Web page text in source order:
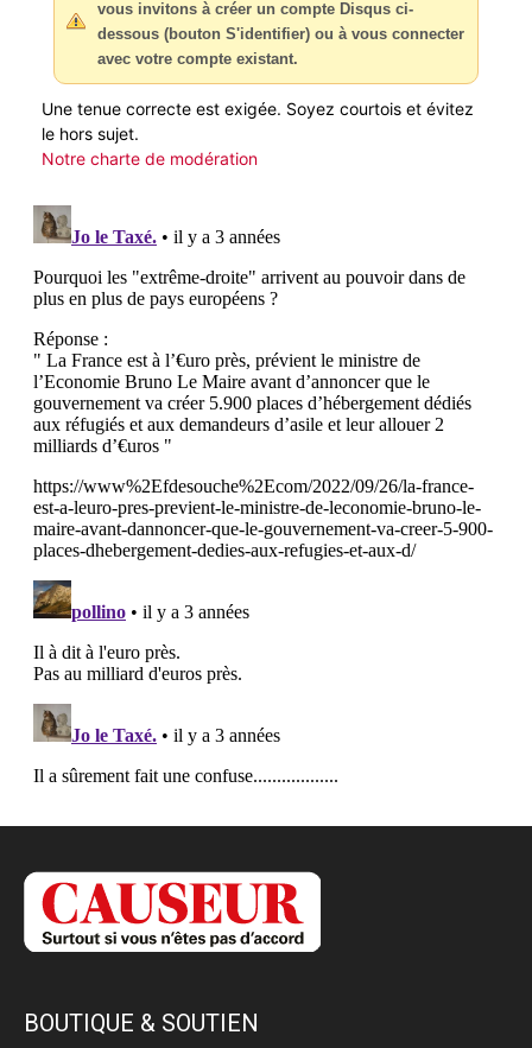
vous invitons à créer un compte Disqus ci-
dessous (bouton S'identifier) ou à vous connecter
avec votre compte existant.
Une tenue correcte est exigée. Soyez courtois et évitez
le hors sujet.
Notre charte de modération
BOUTIQUE & SOUTIEN